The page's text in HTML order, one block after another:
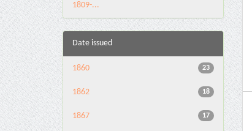
1809-...
Date issued
23
1860
18
1862
17
1867